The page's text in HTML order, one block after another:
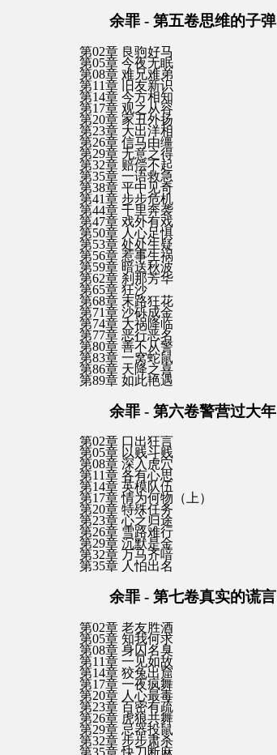
余罪 - 第五卷思维的子弹
第02章 良驹好马
第05章 今夜无眠
第08章 难兄难弟
第11章 旧友新识
第14章 今方相知
第17章 观之从容
第20章 家丑外扬
第23章 大出洋相
第26章 信马由缰
第29章 无意之得
第32章 赔偿不起
第35章 一语救急
第38章 平中见奇
第41章 步步危机
第44章 千里奔袭
第47章 戏外有戏
第50章 人心足惧
第53章 处处生疑
第56章 惹事生祸
第59章 暗送秋波
第62章 刹那芳华
第65章 狂沙
第68章 末路狂花
第71章 沙砾成金
第74章 大祸降临
第77章 恶行恶名
第80章 善不从警
第83章 一窝蛇鼠
第86章 天降之喜
第89章 如此艳遇
余罪 - 第六卷警营过大年
第02章 口出狂言
第05章 以贱斗贱
第08章 深入虎穴
第11章 各有心思
第14章 英模队伍
第17章 情为何物（上）
第20章 特殊任务
第23章 心之归途
第26章 雪路难行
第29章 沉默是金
第32章 万马齐喑
第35章 人怕出名
余罪 - 第七卷真实的谎言
第02章 老友胜酒
第05章 知我何求
第08章 身囚名臭
第11章 一见如故
第14章 狡兔出窟
第17章 一夜疯舞
第20章 人心最毒
第23章 百密有疏
第26章 虎狼共舞
第29章 忌器投鼠
第32章 步步肃杀
第35章 快刀断麻